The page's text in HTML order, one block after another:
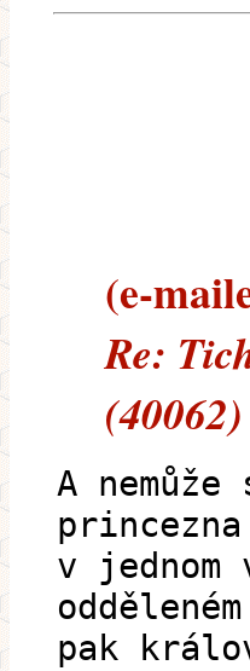
(e-
Re:
A
v jednom
pak